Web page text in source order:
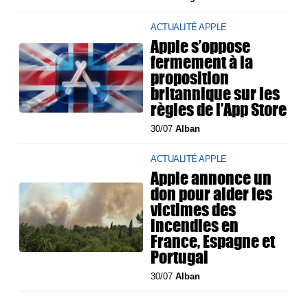
ACTUALITÉ APPLE
Apple s’oppose
fermement à la
proposition
britannique sur les
règles de l’App Store
30/07Alban
ACTUALITÉ APPLE
Apple annonce un
don pour aider les
victimes des
incendies en
France, Espagne et
Portugal
30/07Alban